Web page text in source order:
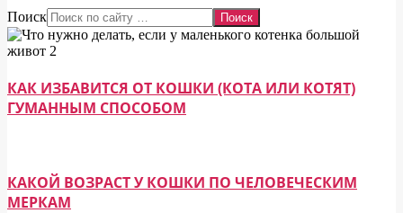
Поиск
КАК ИЗБАВИТСЯ ОТ КОШКИ (КОТА ИЛИ КОТЯТ)
ГУМАННЫМ СПОСОБОМ
КАКОЙ ВОЗРАСТ У КОШКИ ПО ЧЕЛОВЕЧЕСКИМ
МЕРКАМ